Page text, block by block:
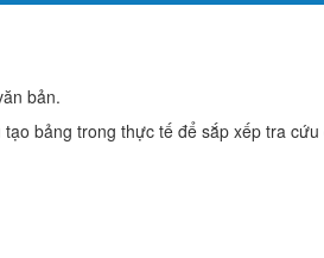
bản.
bảng trong thực tế để sắp xếp tra